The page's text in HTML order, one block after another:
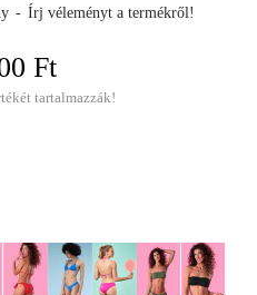
- Írj véleményt a termékről!
Ft
tartalmazzák!